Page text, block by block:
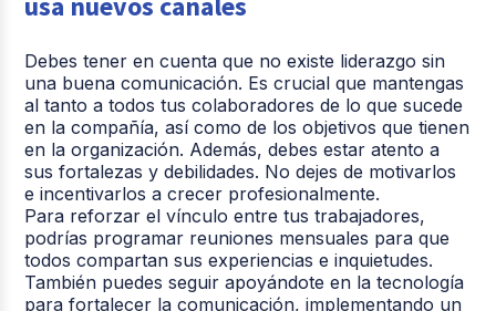
Debes tener en cuenta que no existe liderazgo sin
una buena comunicación. Es crucial que mantengas
al tanto a todos tus colaboradores de lo que sucede
en la compañía, así como de los objetivos que tienen
en la organización. Además, debes estar atento a
sus fortalezas y debilidades. No dejes de motivarlos
e incentivarlos a crecer profesionalmente.
Para reforzar el vínculo entre tus trabajadores,
podrías programar reuniones mensuales para que
todos compartan sus experiencias e inquietudes.
También puedes seguir apoyándote en la tecnología
para fortalecer la comunicación, implementando un